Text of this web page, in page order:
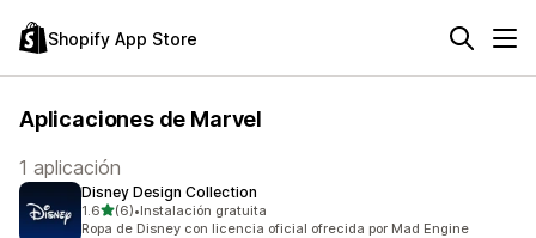
Shopify App Store
Aplicaciones de Marvel
1 aplicación
Disney Design Collection
1.6de 5 estrellas
(6)
6 reseñas en total
•Instalación gratuita
Ropa de Disney con licencia oficial ofrecida por Mad Engine